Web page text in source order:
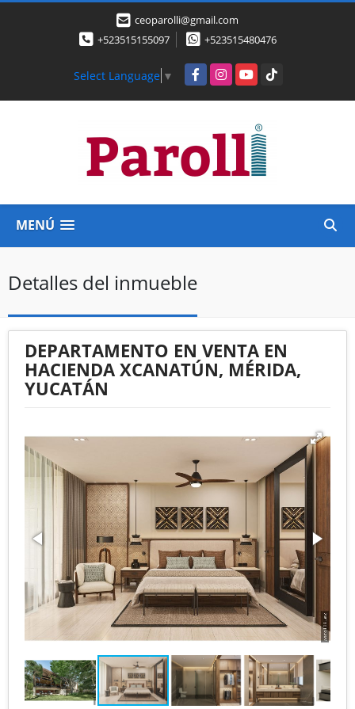
ceoparolli@gmail.com
+523515155097
+523515480476
Select Language ▼ FacebookInstagramYouTubeTikTok
MENÚ
Detalles del inmueble
DEPARTAMENTO EN VENTA EN
HACIENDA XCANATÚN, MÉRIDA,
YUCATÁN